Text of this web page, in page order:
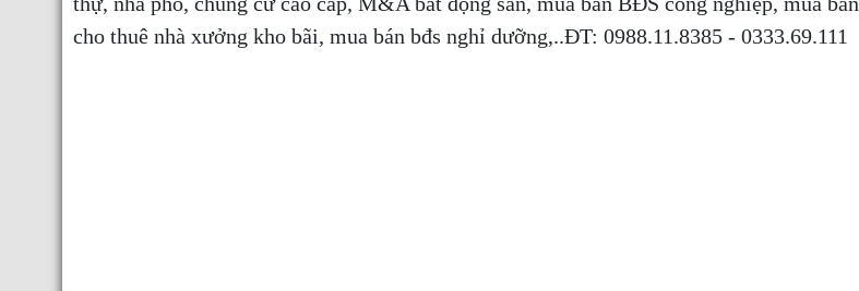
cho thuê nhà xưởng kho bãi, mua bán bđs nghỉ dưỡng,..ĐT: 0988.11.8385 - 0333.69.111